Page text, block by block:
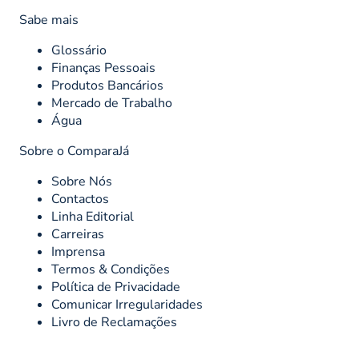
Sabe mais
Glossário
Finanças Pessoais
Produtos Bancários
Mercado de Trabalho
Água
Sobre o ComparaJá
Sobre Nós
Contactos
Linha Editorial
Carreiras
Imprensa
Termos & Condições
Política de Privacidade
Comunicar Irregularidades
Livro de Reclamações